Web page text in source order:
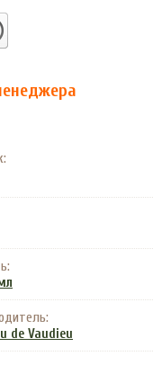
de Vaudieu